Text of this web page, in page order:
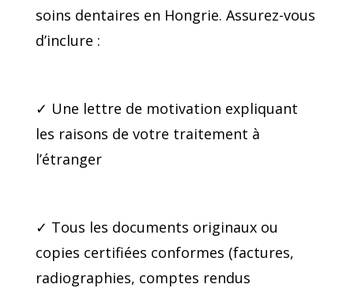
soins dentaires en Hongrie. Assurez-vous
d’inclure :
✓ Une lettre de motivation expliquant
les raisons de votre traitement à
l’étranger
✓ Tous les documents originaux ou
copies certifiées conformes (factures,
radiographies, comptes rendus